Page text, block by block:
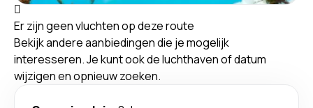
Er zijn geen vluchten op deze route
Bekijk andere aanbiedingen die je mogelijk
interesseren. Je kunt ook de luchthaven of datum
wijzigen en opnieuw zoeken.